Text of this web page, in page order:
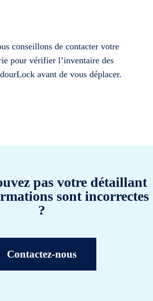
conseillons de contacter votre
pour vérifier l’inventaire des
avant de vous déplacer.
pas votre détaillant
sont incorrectes
?
Contactez-nous